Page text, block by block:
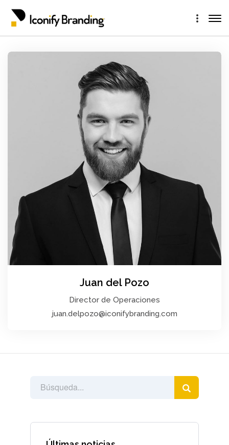
Juan del Pozo
Director de Operaciones
juan.delpozo@iconifybranding.com